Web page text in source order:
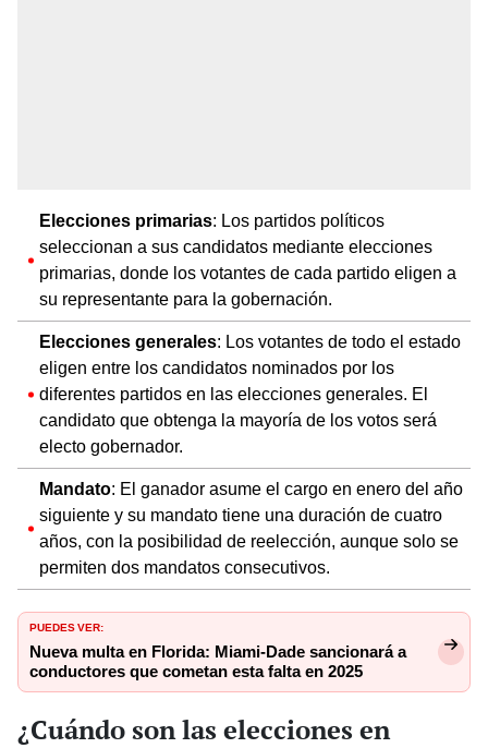
Elecciones primarias: Los partidos políticos
seleccionan a sus candidatos mediante elecciones
primarias, donde los votantes de cada partido eligen a
su representante para la gobernación.
Elecciones generales: Los votantes de todo el estado
eligen entre los candidatos nominados por los
diferentes partidos en las elecciones generales. El
candidato que obtenga la mayoría de los votos será
electo gobernador.
Mandato: El ganador asume el cargo en enero del año
siguiente y su mandato tiene una duración de cuatro
años, con la posibilidad de reelección, aunque solo se
permiten dos mandatos consecutivos.
PUEDES VER:
Nueva multa en Florida: Miami-Dade sancionará a
conductores que cometan esta falta en 2025
¿Cuándo son las elecciones en